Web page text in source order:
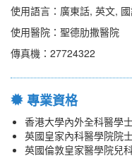
使用語言：廣東話, 英文,
使用醫院：聖德肋撒醫院
傳真機：27724322
專業資格
香港大學內外全科醫學
英國皇家內科醫學院院
英國倫敦皇家醫學院兒